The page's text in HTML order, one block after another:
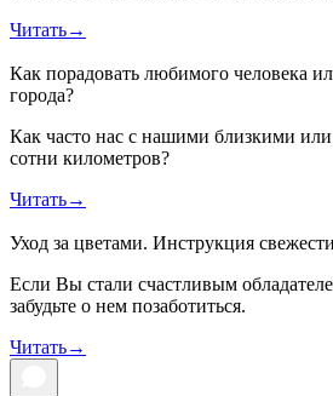
Читать→
Как порадовать любимого человека
города?
Как часто нас с нашими близкими или
сотни километров?
Читать→
Уход за цветами. Инструкция
Если Вы стали счастливым
забудьте о нем позаботиться.
Читать→